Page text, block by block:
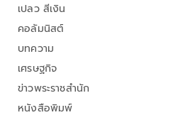
เปลว สีเงิน
คอลัมนิสต์
บทความ
เศรษฐกิจ
ข่าวพระราชสำนัก
หนังสือพิมพ์